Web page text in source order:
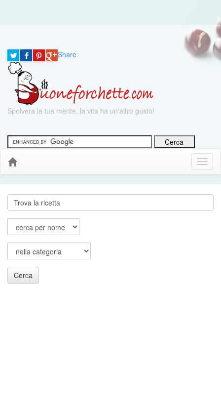
Share
Spolvera la tua mente, la vita ha un'altro gusto!
Menu
Down
Cerca
Cerca